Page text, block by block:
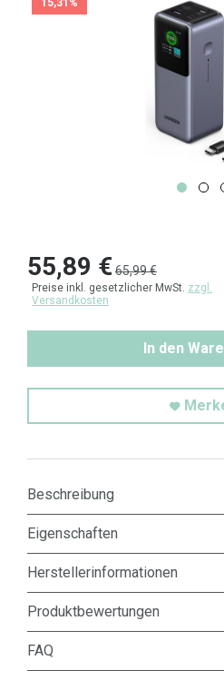
15,31%
55,89 €65,99 €
Preise inkl. gesetzlicher MwSt. zzgl.
Versandkosten
In den
Beschreibung
Eigenschaften
Herstellerinformationen
Produktbewertungen
FAQ